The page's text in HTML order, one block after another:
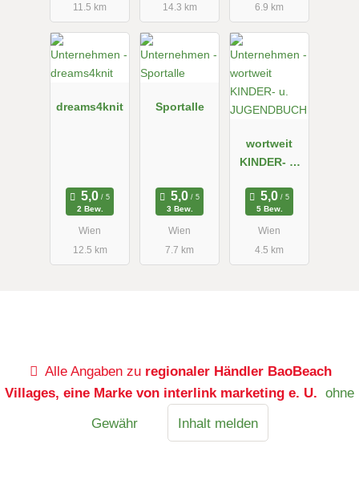
11.5 km
14.3 km
6.9 km
dreams4knit
2 Bew.
Wien
12.5 km
Sportalle
3 Bew.
Wien
7.7 km
wortweit
KINDER- u.
H
5 Bew.
Wien
4.5 km
Alle Angaben zu regionaler Händler BaoBeach
Villages, eine Marke von interlink marketing e. U. ohne
Gewähr
Inhalt melden